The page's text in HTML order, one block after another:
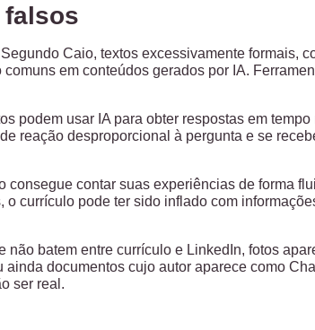
Caio, textos excessivamente formais,
em conteúdos gerados por IA.
podem usar IA para obter respostas em
reação desproporcional à pergunta e se
consegue contar suas experiências de forma
currículo pode ter sido inflado com
batem entre currículo e LinkedIn, fotos
documentos cujo autor aparece como
ser real.